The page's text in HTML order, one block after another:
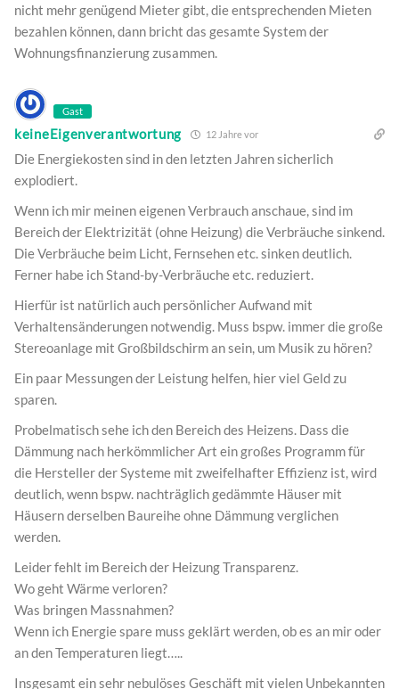
nicht mehr genügend Mieter gibt, die entsprechenden Mieten
bezahlen können, dann bricht das gesamte System der
Wohnungsfinanzierung zusammen.
Gast
keineEigenverantwortung 12 Jahre vor
Die Energiekosten sind in den letzten Jahren sicherlich
explodiert.
Wenn ich mir meinen eigenen Verbrauch anschaue, sind im
Bereich der Elektrizität (ohne Heizung) die Verbräuche sinkend.
Die Verbräuche beim Licht, Fernsehen etc. sinken deutlich.
Ferner habe ich Stand-by-Verbräuche etc. reduziert.
Hierfür ist natürlich auch persönlicher Aufwand mit
Verhaltensänderungen notwendig. Muss bspw. immer die große
Stereoanlage mit Großbildschirm an sein, um Musik zu hören?
Ein paar Messungen der Leistung helfen, hier viel Geld zu
sparen.
Probelmatisch sehe ich den Bereich des Heizens. Dass die
Dämmung nach herkömmlicher Art ein großes Programm für
die Hersteller der Systeme mit zweifelhafter Effizienz ist, wird
deutlich, wenn bspw. nachträglich gedämmte Häuser mit
Häusern derselben Baureihe ohne Dämmung verglichen
werden.
Leider fehlt im Bereich der Heizung Transparenz.
Wo geht Wärme verloren?
Was bringen Massnahmen?
Wenn ich Energie spare muss geklärt werden, ob es an mir oder
an den Temperaturen liegt…..
Insgesamt ein sehr nebulöses Geschäft mit vielen Unbekannten